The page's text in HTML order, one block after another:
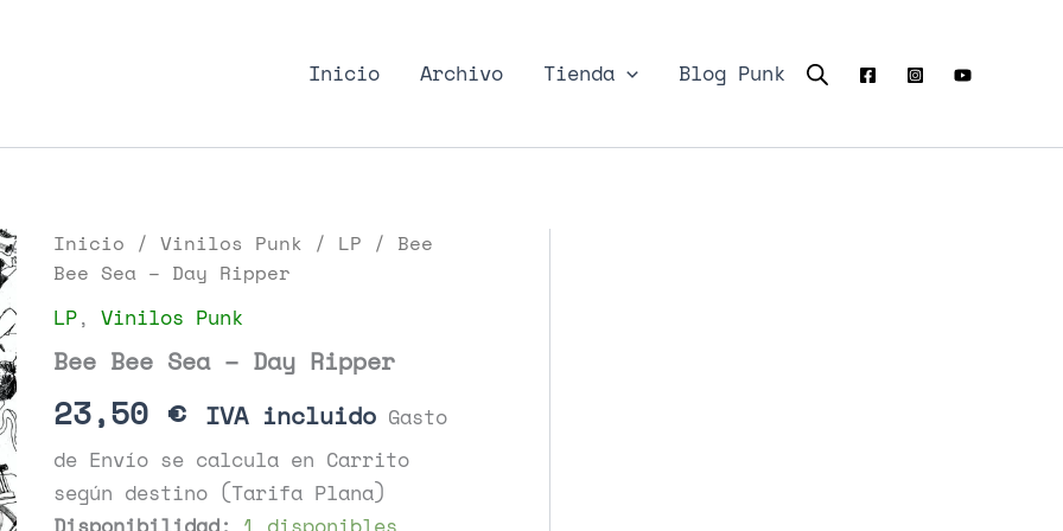
Inicio Archivo Tienda Blog Punk
Inicio / Vinilos Punk / LP / Bee
Bee Sea – Day Ripper
LP, Vinilos Punk
Bee Bee Sea – Day Ripper
23,50 € IVA incluido Gasto
de Envío se calcula en Carrito
según destino (Tarifa Plana)